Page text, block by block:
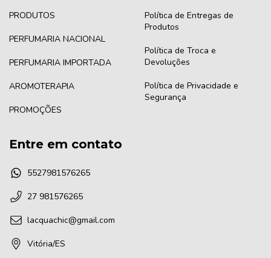
PRODUTOS
PERFUMARIA NACIONAL
PERFUMARIA IMPORTADA
AROMOTERAPIA
PROMOÇÕES
Política de Entregas de
Produtos
Política de Troca e
Devoluções
Política de Privacidade e
Segurança
Entre em contato
5527981576265
27 981576265
lacquachic@gmail.com
Vitória/ES